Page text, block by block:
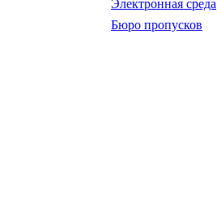
Электронная среда
Бюро пропусков